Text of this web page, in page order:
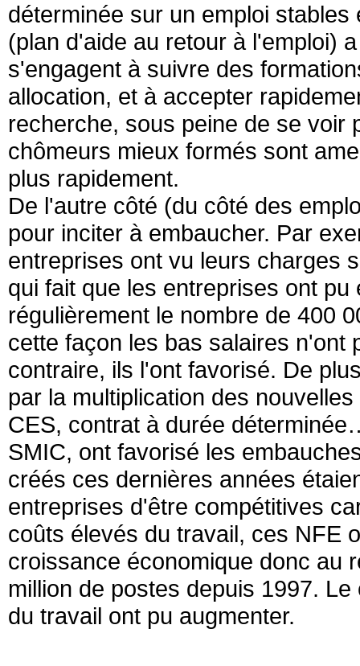
déterminée sur un emploi
(plan d'aide au retour à l'emploi)
s'engagent à suivre des
allocation, et à accepter
recherche, sous peine de se voir
chômeurs mieux formés sont
plus rapidement.
De l'autre côté (du côté des
pour inciter à embaucher. Par
entreprises ont vu leurs charges
qui fait que les entreprises ont
régulièrement le nombre de 400
cette façon les bas salaires n'ont
contraire, ils l'ont favorisé. De
par la multiplication des
CES, contrat à durée
SMIC, ont favorisé les
créés ces dernières années
entreprises d'être compétitives
coûts élevés du travail, ces NFE
croissance économique donc au
million de postes depuis 1997.
du travail ont pu augmenter.